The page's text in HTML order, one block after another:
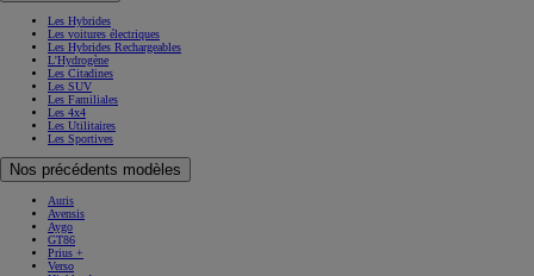
Les Hybrides
Les voitures électriques
Les Hybrides Rechargeables
L'Hydrogène
Les Citadines
Les SUV
Les Familiales
Les 4x4
Les Utilitaires
Les Sportives
Nos précédents modèles
Auris
Avensis
Aygo
GT86
Prius +
Verso